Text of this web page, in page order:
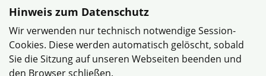
Niedersachsen
Rheinland-Pfalz
Saarland
Sachsen-Anhalt
Schleswig-Holstein
Thüringen
Mitgliedermagazin
Gartenberatung
Hinweis zum Datenschutz
Wir verwenden nur technisch notwendige Session-
Cookies. Diese werden automatisch gelöscht, sobald
Sie die Sitzung auf unseren Webseiten beenden und
den Browser schließen.